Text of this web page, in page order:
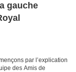
gauche
par l’explication
des Amis de